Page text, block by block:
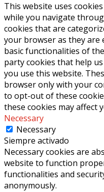
This website uses
while you navigate
cookies that are
your browser as they
basic functionalities of
party cookies that help
you use this website.
browser only with your
to opt-out of these
these cookies may affect
Necessary
Necessary
Siempre activado
Necessary cookies are
website to function
functionalities and
anonymously.